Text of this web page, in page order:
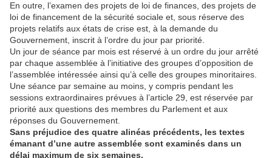
En outre, l’examen des projets de loi de finances, des projets de
loi de financement de la sécurité sociale et, sous réserve des
projets relatifs aux états de crise est, à la demande du
Gouvernement, inscrit à l’ordre du jour par priorité.
Un jour de séance par mois est réservé à un ordre du jour arrêté
par chaque assemblée à l’initiative des groupes d’opposition de
l’assemblée intéressée ainsi qu’à celle des groupes minoritaires.
Une séance par semaine au moins, y compris pendant les
sessions extraordinaires prévues à l’article 29, est réservée par
priorité aux questions des membres du Parlement et aux
réponses du Gouvernement.
Sans préjudice des quatre alinéas précédents, les textes
émanant d’une autre assemblée sont examinés dans un
délai maximum de six semaines.